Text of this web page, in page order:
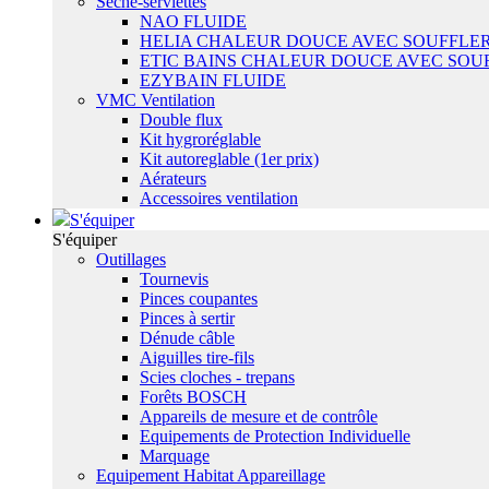
NAO FLUIDE
HELIA CHALEUR DOUCE AVEC
ETIC BAINS CHALEUR DOUCE AVEC
EZYBAIN FLUIDE
VMC Ventilation
Double flux
Kit hygroréglable
Kit autoreglable (1er prix)
Aérateurs
Accessoires ventilation
S'équiper
S'équiper
Outillages
Tournevis
Pinces coupantes
Pinces à sertir
Dénude câble
Aiguilles tire-fils
Scies cloches - trepans
Forêts BOSCH
Appareils de mesure et de contrôle
Equipements de Protection Individuelle
Marquage
Equipement Habitat Appareillage